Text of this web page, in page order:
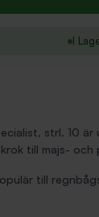
I
strl. 10
till majs- och
till